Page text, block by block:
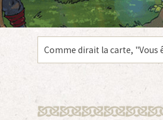
Comme dirait la carte, "Vous